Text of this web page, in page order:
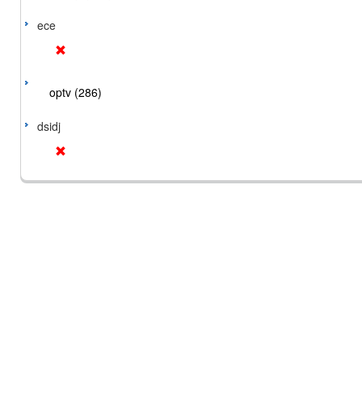
ece
optv (286)
dsidj